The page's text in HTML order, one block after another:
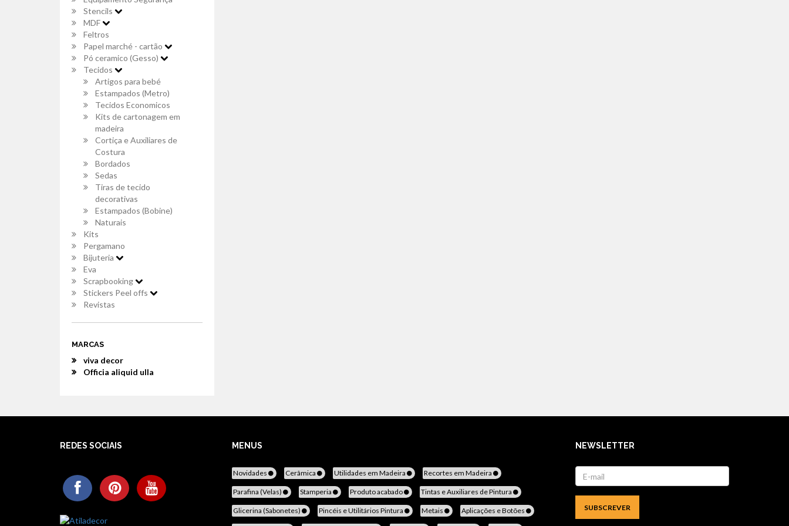
Stencils
MDF
Feltros
Papel marché - cartão
Pó ceramico (Gesso)
Tecidos
Artigos para bebé
Estampados (Metro)
Tecidos Economicos
Kits de cartonagem em
madeira
Cortiça e Auxiliares de
Costura
Bordados
Sedas
Tiras de tecido
decorativas
Estampados (Bobine)
Naturais
Kits
Pergamano
Bijuteria
Eva
Scrapbooking
Stickers Peel offs
Revistas
MARCAS
viva decor
Officia aliquid ulla
REDES SOCIAIS MENUS
Novidades Cerâmica Utilidades em Madeira Recortes em Madeira
Parafina (Velas) Stamperia Produto acabado Tintas e Auxiliares de Pintura
Glicerina (Sabonetes) Pincéis e Utilitários Pintura Metais Aplicações e Botões
NEWSLETTER